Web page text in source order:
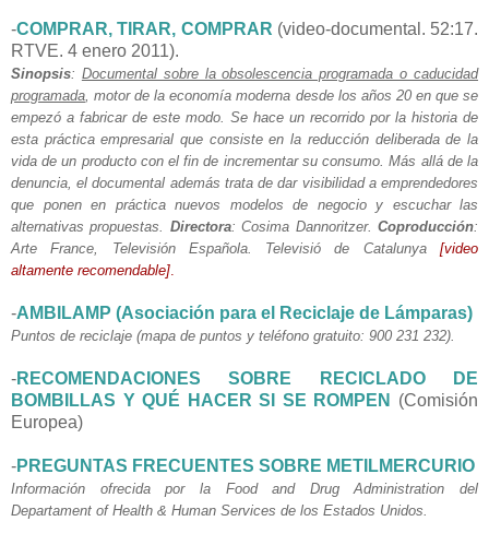
-COMPRAR, TIRAR, COMPRAR (video-documental. 52:17.
RTVE. 4 enero 2011).
Sinopsis: Documental sobre la obsolescencia programada o caducidad
programada , motor de la economía moderna desde los años 20 en que se
empezó a fabricar de este modo. Se hace un recorrido por la historia de
esta práctica empresarial que consiste en la reducción deliberada de la
vida de un producto con el fin de incrementar su consumo. Más allá de la
denuncia, el documental además trata de dar visibilidad a emprendedores
que ponen en práctica nuevos modelos de negocio y escuchar las
alternativas propuestas. Directora: Cosima Dannoritzer.Coproducción:
Arte France, Televisión Española. Televisió de Catalunya
[video
altamente recomendable]
-AMBILAMP (Asociación para el Reciclaje de Lámparas)
Puntos de reciclaje (mapa de puntos y teléfono gratuito: 900 231 232).
-RECOMENDACIONES SOBRE RECICLADO DE
BOMBILLAS Y QUÉ HACER SI SE ROMPEN
(Comisión
Europea)
-PREGUNTAS FRECUENTES SOBRE METILMERCURIO
Información ofrecida por la Food and Drug Administration del
Departament of Health & Human Services de los Estados Unidos.